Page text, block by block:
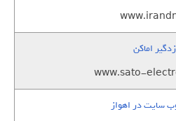
اماکن
www.sato-
سایت در اهواز